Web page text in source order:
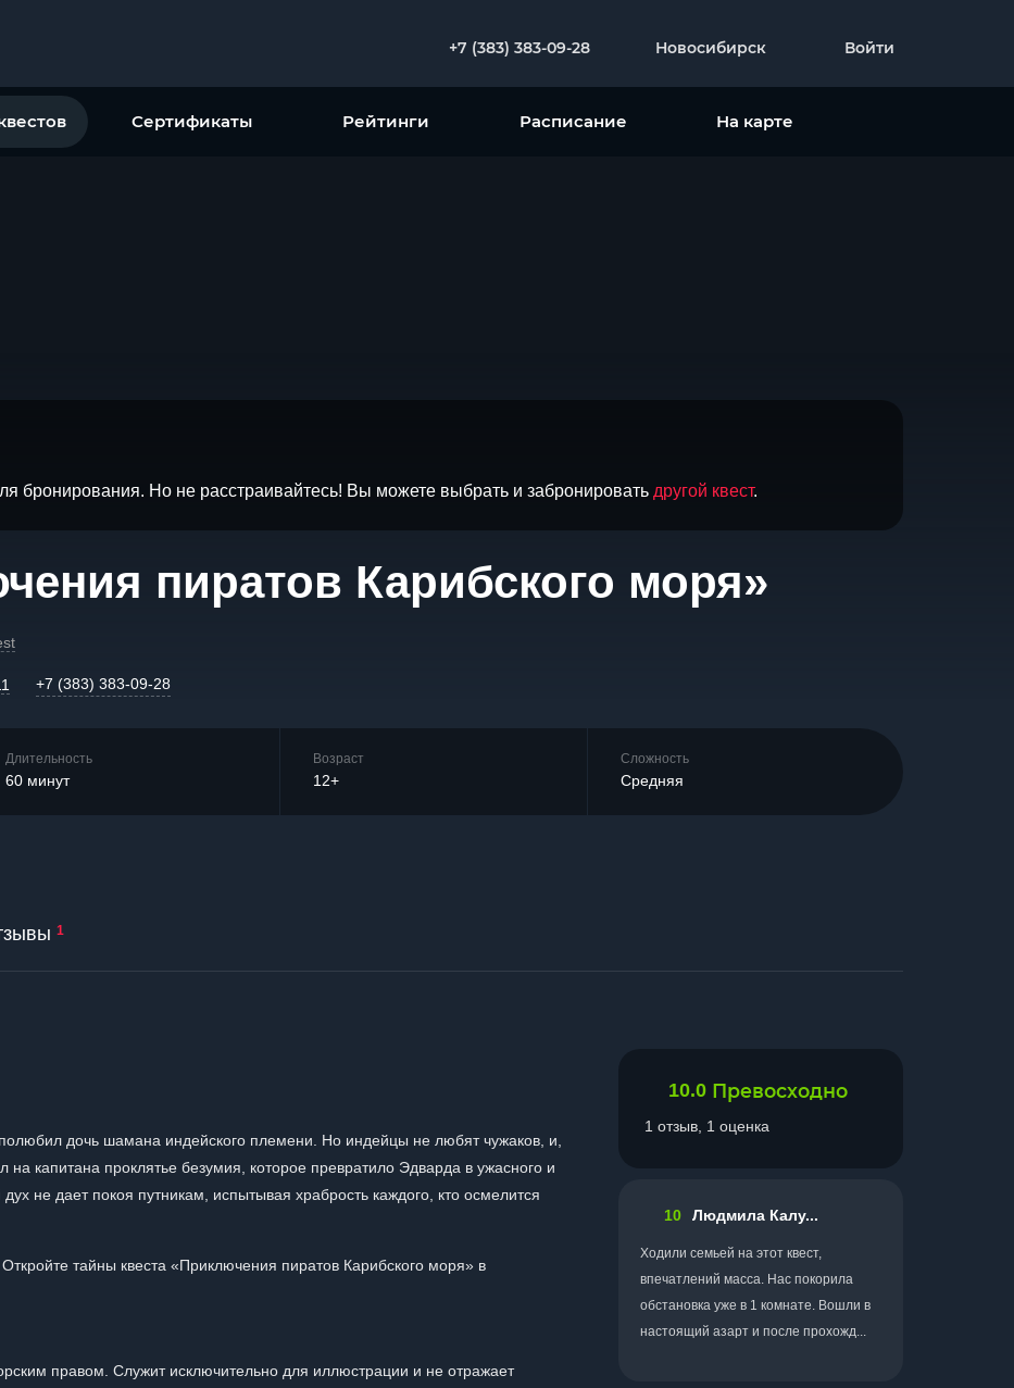
+7 (383) 383-09-28 Новосибирск Войти
Сертификаты Рейтинги Расписание На карте
бронирования. Но не расстраивайтесь! Вы можете выбрать и забронировать другой квест.
пиратов Карибского моря»
+7 (383) 383-09-28
Длительность
60 минут
Возраст
12+
Сложность
Средняя
1
дочь шамана индейского племени. Но индейцы не любят чужаков, и,
капитана проклятье безумия, которое превратило Эдварда в ужасного и
не дает покоя путникам, испытывая храбрость каждого, кто осмелится
тайны квеста «Приключения пиратов Карибского моря» в
правом. Служит исключительно для иллюстрации и не отражает
10.0 Превосходно
1 отзыв, 1 оценка
10 Людмила Калу...
Ходили семьей на этот квест,
впечатлений масса. Нас покорила
обстановка уже в 1 комнате. Вошли в
настоящий азарт и после прохожд...